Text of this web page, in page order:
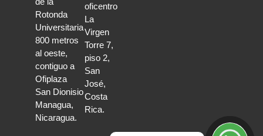
Rotonda
Universitaria
800 metros
al oeste,
contiguo a
Ofiplaza
San Dionisio
Managua,
Nicaragua.
oficentro
La
Virgen
Torre 7,
piso 2,
San
José,
Costa
Rica.